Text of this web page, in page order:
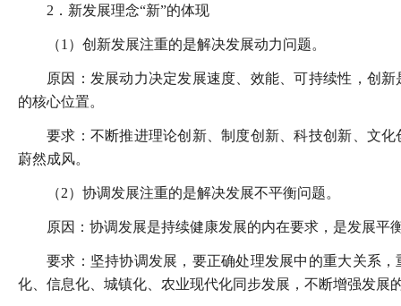
2．新发展理念“新”的体现
（1）创新发展注重的是解决发展动力问题。
原因：发展动力决定发展速度、效能、可持续性，创
的核心位置。
要求：不断推进理论创新、制度创新、科技创新、文
蔚然成风。
（2）协调发展注重的是解决发展不平衡问题。
原因：协调发展是持续健康发展的内在要求，是发展平
要求：坚持协调发展，要正确处理发展中的重大关系
化、信息化、城镇化、农业现代化同步发展，不断增强发展